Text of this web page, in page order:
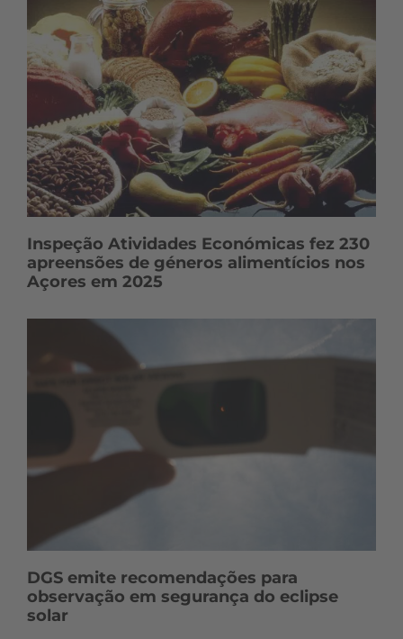
Inspeção Atividades Económicas fez 230
apreensões de géneros alimentícios nos
Açores em 2025
DGS emite recomendações para
observação em segurança do eclipse
solar